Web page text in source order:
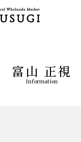
富山 正視
Information